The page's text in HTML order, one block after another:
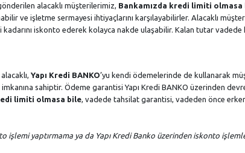
alacaklı müşterilerimiz, Bankamızda kredi limiti olmasa
ve işletme sermayesi ihtiyaçlarını karşılayabilirler. Alacaklı
iskonto ederek kolayca nakde ulaşabilir. Kalan tutar vadede
Yapı Kredi BANKO’yu kendi ödemelerinde de kullanarak
sahiptir. Ödeme garantisi Yapı Kredi BANKO üzerinden
limiti olmasa bile , vadede tahsilat garantisi, vadeden önce
işlemi yaptırmama ya da Yapı Kredi Banko üzerinden iskonto